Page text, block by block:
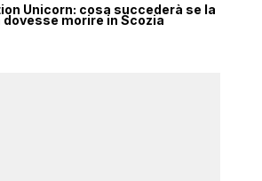
Unicorn: cosa succederà se la
dovesse morire in Scozia